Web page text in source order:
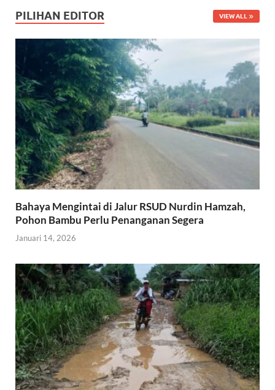
PILIHAN EDITOR VIEW ALL
Bahaya Mengintai di Jalur RSUD Nurdin Hamzah,
Pohon Bambu Perlu Penanganan Segera
Januari 14, 2026